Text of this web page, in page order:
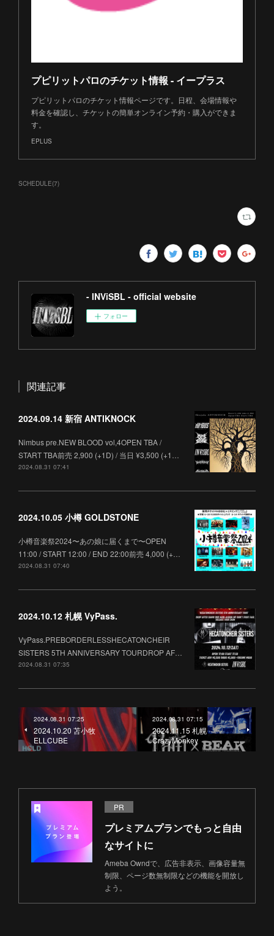
プピリットパロのチケット情報 - イープラス
プピリットパロのチケット情報ページです。日程、会場情報や
料金を確認し、チケットの簡単オンライン予約・購入ができま
す。
EPLUS
SCHEDULE(7)
- INViSBL - official website
フォロー
関連記事
2024.09.14 新宿 ANTIKNOCK
Nimbus pre.NEW BLOOD vol,4OPEN TBA /
START TBA前売 2,900 (+1D) / 当日 ¥3,500 (+1…
2024.08.31 07:41
2024.10.05 小樽 GOLDSTONE
小樽音楽祭2024〜あの娘に届くまで〜OPEN
11:00 / START 12:00 / END 22:00前売 4,000 (+…
2024.08.31 07:40
2024.10.12 札幌 VyPass.
VyPass.PREBORDERLESSHECATONCHEIR
SISTERS 5TH ANNIVERSARY TOURDROP AF…
2024.08.31 07:35
2024.08.31 07:25
2024.10.20 苫小牧
ELLCUBE
2024.08.31 07:15
2024.11.15 札幌
CrazyMonkey
PR
プレミアムプランでもっと自由
なサイトに
Ameba Owndで、広告非表示、画像容量無
制限、ページ数無制限などの機能を開放し
よう。